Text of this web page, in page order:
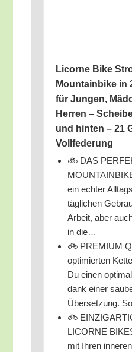
Licor­ne Bike
Moun­tain­bike in
für Jun­gen,
Her­ren –
und hin­ten – 21
Vollfederung
🚲 DAS
ein ech­ter
täg­li­chen
Arbeit, aber
in die…
🚲 PREMIUM
opti­mier­ten
Du einen
dank einer
Über­set­zung.
🚲
LICORNE
mit Ihren